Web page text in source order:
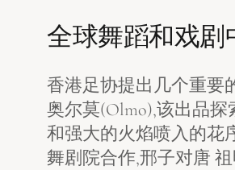
全球舞蹈和戏剧
香港足协提出几个重要
奥尔莫(Olmo),该出品探
和强大的火焰喷入的花
舞剧院合作,邢子对唐